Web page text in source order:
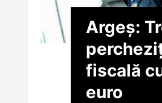
Argeș:
fiscală
euro